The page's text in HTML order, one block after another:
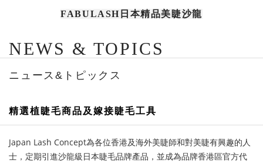
FABULASH日本精品美睫沙龍
NEWS & TOPICS
ニュース&トピックス
精選植睫毛商品及嫁接睫毛工具
Japan Lash Concept為各位香港及海外美睫師和對美睫有興趣的人
士，定期引進沙龍級日本睫毛品牌產品，並成為品牌香港區官方代